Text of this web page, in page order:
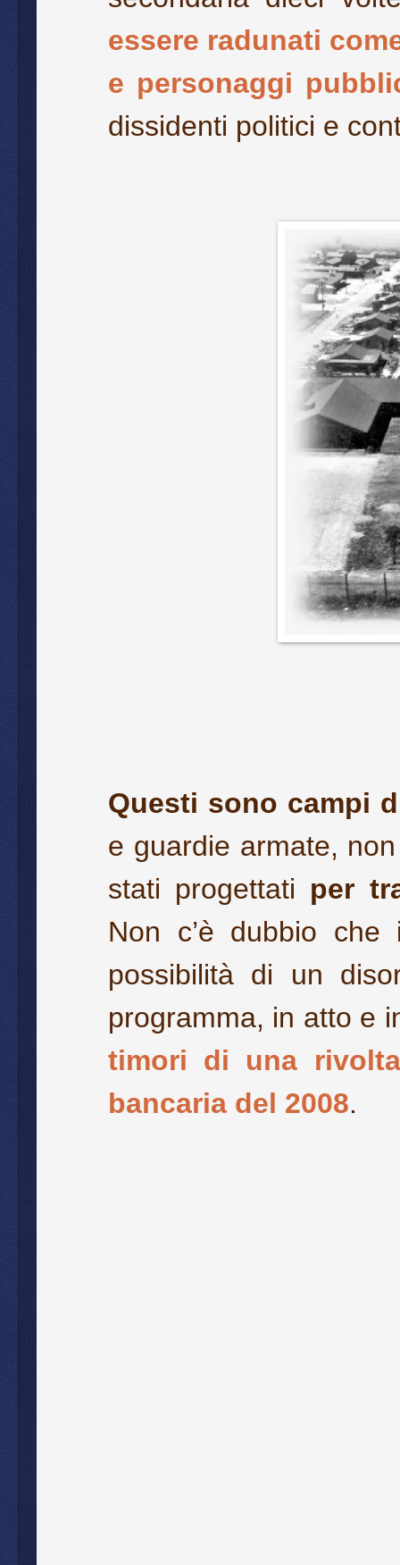
essere radunati
e personaggi
dissidenti politici e
Questi sono campi
e guardie armate,
stati progettati per
Non c’è dubbio
possibilità di un
programma, in atto e
timori di una
bancaria del 2008.